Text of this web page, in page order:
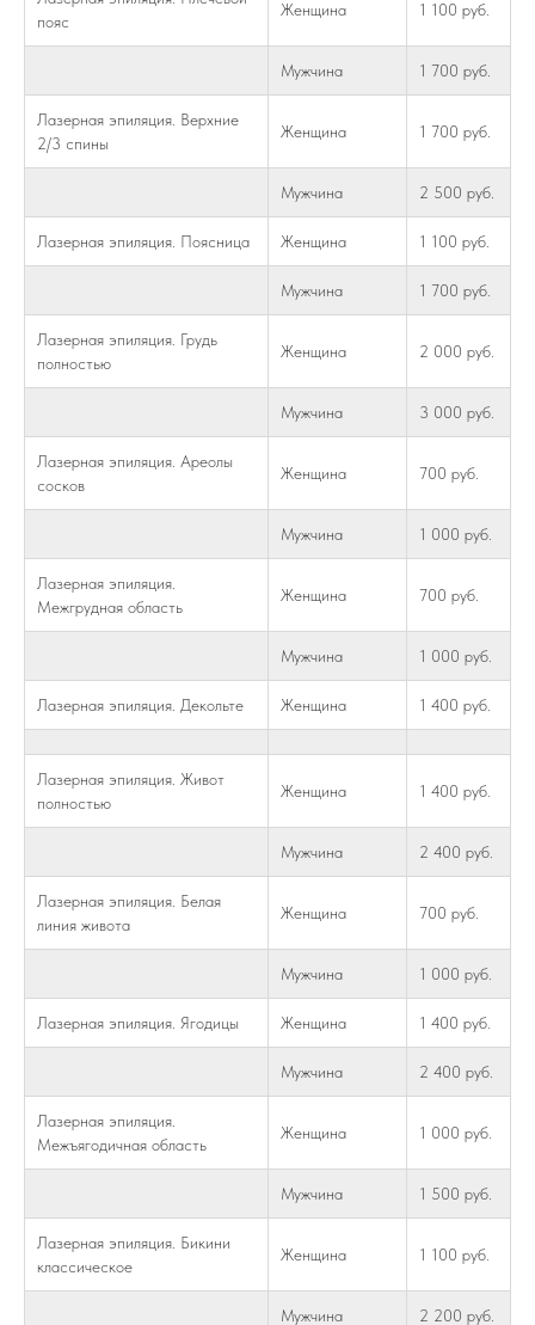
пояс
Женщина 1 100 руб.
Мужчина 1 700 руб.
Лазерная эпиляция. Верхние
2/3 спины
Женщина 1 700 руб.
Мужчина 2 500 руб.
Лазерная эпиляция. Поясница Женщина 1 100 руб.
Мужчина 1 700 руб.
Лазерная эпиляция. Грудь
полностью
Женщина 2 000 руб.
Мужчина 3 000 руб.
Лазерная эпиляция. Ареолы
сосков
Женщина 700 руб.
Мужчина 1 000 руб.
Лазерная эпиляция.
Межгрудная область
Женщина 700 руб.
Мужчина 1 000 руб.
Лазерная эпиляция. Декольте Женщина 1 400 руб.
Лазерная эпиляция. Живот
полностью
Женщина 1 400 руб.
Мужчина 2 400 руб.
Лазерная эпиляция. Белая
линия живота
Женщина 700 руб.
Мужчина 1 000 руб.
Лазерная эпиляция. Ягодицы Женщина 1 400 руб.
Мужчина 2 400 руб.
Лазерная эпиляция.
Межъягодичная область
Женщина 1 000 руб.
Мужчина 1 500 руб.
Лазерная эпиляция. Бикини
классическое
Женщина 1 100 руб.
Мужчина 2 200 руб.